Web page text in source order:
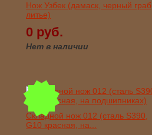
Нож Узбек (дамаск, черный граб,
литье)
0 руб.
Нет в наличии
Складной нож 012 (сталь S390,
G10 красная, на...